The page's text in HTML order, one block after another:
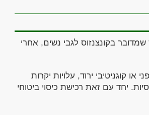
בקונצנזוס לגבי נשים, אחרי
קוגניטיבי ירוד, עלויות יקרות
יחד עם זאת רכישת כיסוי ביטוחי